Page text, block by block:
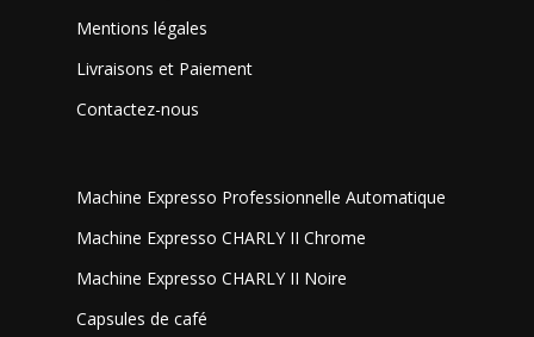
Mentions légales
Livraisons et Paiement
Contactez-nous
Machine Expresso Professionnelle Automatique
Machine Expresso CHARLY II Chrome
Machine Expresso CHARLY II Noire
Capsules de café